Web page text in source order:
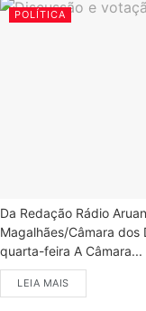
POLÍTICA
Da Redação Rádio
Magalhães/Câmara dos
quarta-feira A Câmara...
LEIA MAIS